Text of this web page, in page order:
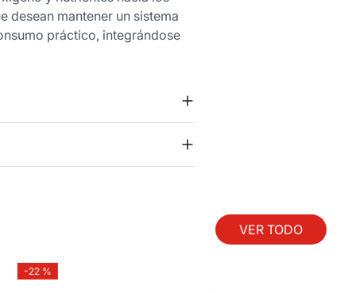
desean mantener un sistema
práctico, integrándose
VER TODO
-22 %